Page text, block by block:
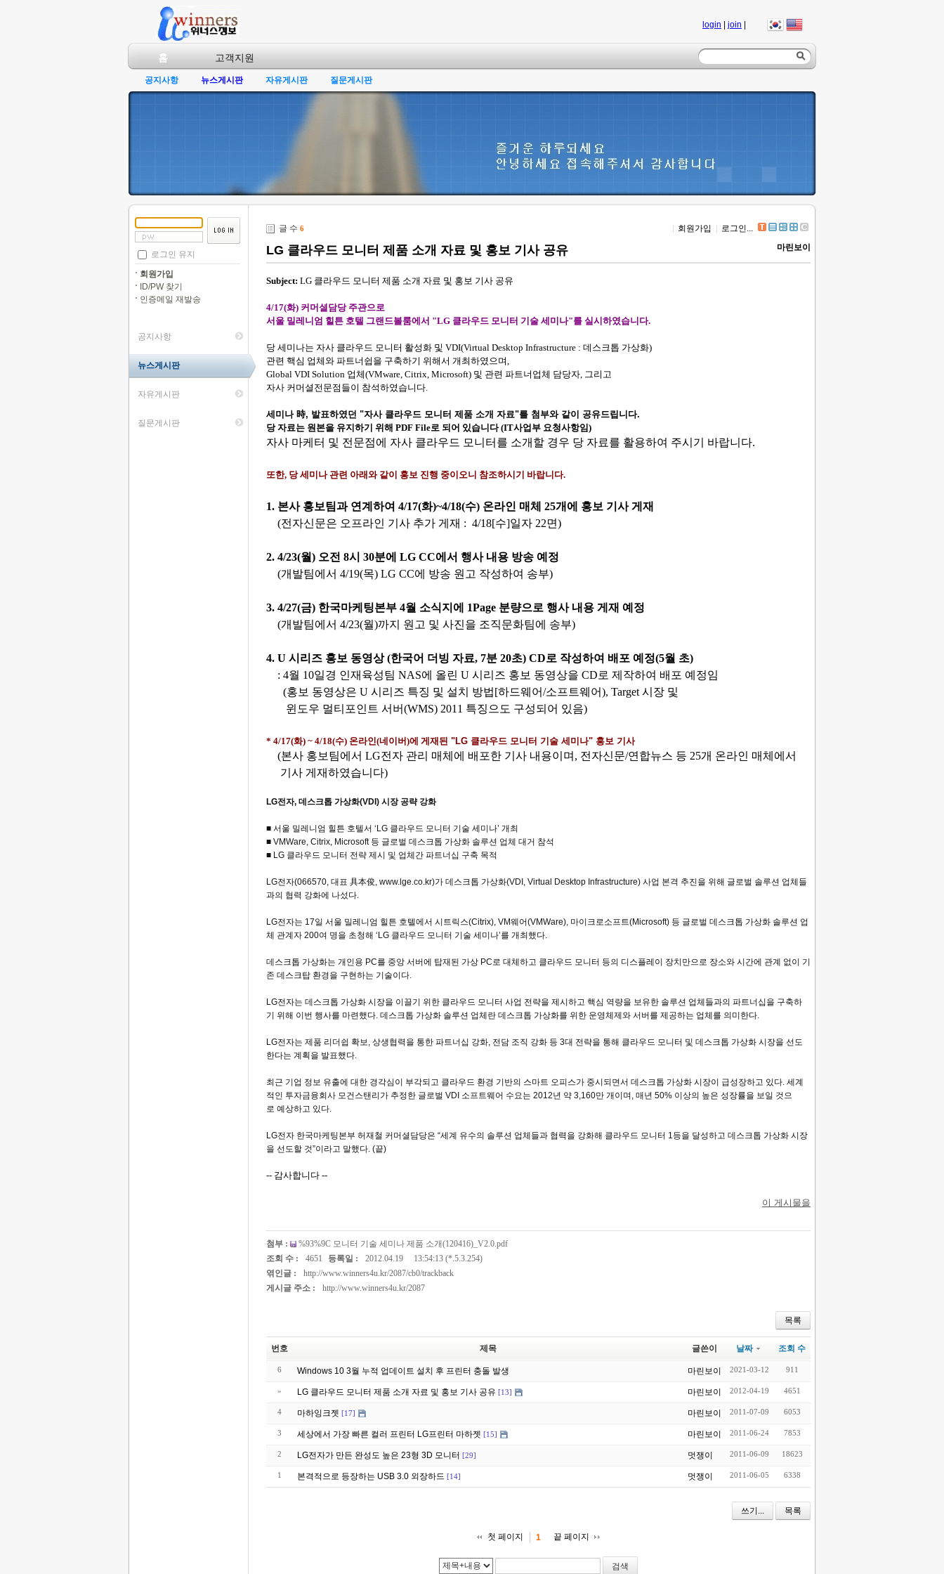
login join
홈 고객지원
공지사항 뉴스게시판 자유게시판 질문게시판
로그인 유지
회원가입
ID/PW 찾기
인증메일 재발송
공지사항
뉴스게시판
자유게시판
질문게시판
글 수 6 회원가입 로그인...
LG 클라우드 모니터 제품 소개 자료 및 홍보 기사 공유 마린보이
Subject: LG 클라우드 모니터 제품 소개 자료 및 홍보 기사 공유
4/17(화) 커머셜담당 주관으로
서울 밀레니엄 힐튼 호텔 그랜드볼룸에서 "LG 클라우드 모니터 기술 세미나"를 실시하였습니다.
당 세미나는 자사 클라우드 모니터 활성화 및 VDI(Virtual Desktop Infrastructure : 데스크톱 가상화)
관련 핵심 업체와 파트너쉽을 구축하기 위해서 개최하였으며,
Global VDI Solution 업체(VMware, Citrix, Microsoft) 및 관련 파트너업체 담당자, 그리고
자사 커머셜전문점들이 참석하였습니다.
세미나 時, 발표하였던 "자사 클라우드 모니터 제품 소개 자료"를 첨부와 같이 공유드립니다.
당 자료는 원본을 유지하기 위해 PDF File로 되어 있습니다(IT사업부 요청사항임 )
자사 마케터 및 전문점에 자사 클라우드 모니터를 소개할 경우 당 자료를 활용하여 주시기 바랍니다.
또한, 당 세미나 관련 아래와 같이 홍보 진행 중이오니 참조하시기 바랍니다.
1. 본사 홍보팀과 연계하여 4/17(화)~4/18(수) 온라인 매체 25개에 홍보 기사 게재
(전자신문은 오프라인 기사 추가 게재 : 4/18[수]일자 22면)
2. 4/23(월) 오전 8시 30분에 LG CC에서 행사 내용 방송 예정
(개발팀에서 4/19(목) LG CC에 방송 원고 작성하여 송부)
3. 4/27(금) 한국마케팅본부 4월 소식지에 1Page 분량으로 행사 내용 게재 예정
(개발팀에서 4/23(월)까지 원고 및 사진을 조직문화팀에 송부)
4. U 시리즈 홍보 동영상(한국어 더빙 자료, 7분 20초) CD로 작성하여 배포 예정(5월 초)
: 4월 10일경 인재육성팀 NAS에 올린 U 시리즈 홍보 동영상을 CD로 제작하여 배포 예정임
(홍보 동영상은 U 시리즈 특징 및 설치 방법[하드웨어/소프트웨어), Target 시장 및
윈도우 멀티포인트 서버(WMS) 2011 특징으도 구성되어 있음)
* 4/17(화) ~ 4/18(수) 온라인(네이버 )에 게재된 "LG 클라우드 모니터 기술 세미나" 홍보 기사
(본사 홍보팀에서 LG전자 관리 매체에 배포한 기사 내용이며 , 전자신문/연합뉴스 등 25개 온라인 매체에서
기사 게재하였습니다)
LG전자, 데스크톱 가상화(VDI) 시장 공략 강화
■ 서울 밀레니엄 힐튼 호텔서 ‘LG 클라우드 모니터 기술 세미나’ 개최
■ VMWare, Citrix, Microsoft 등 글로벌 데스크톱 가상화 솔루션 업체 대거 참석
■ LG 클라우드 모니터 전략 제시 및 업체간 파트너십 구축 목적
LG전자(066570, 대표 具本俊, www.lge.co.kr)가 데스크톱 가상화(VDI, Virtual Desktop Infrastructure) 사업 본격 추진을 위해 글로벌 솔루션 업체들
과의 협력 강화에 나섰다.
LG전자는 17일 서울 밀레니엄 힐튼 호텔에서 시트릭스(Citrix), VM웨어(VMWare), 마이크로소프트(Microsoft) 등 글로벌 데스크톱 가상화 솔루션 업
체 관계자 200여 명을 초청해 ‘LG 클라우드 모니터 기술 세미나’를 개최했다.
데스크톱 가상화는 개인용 PC를 중앙 서버에 탑재된 가상 PC로 대체하고 클라우드 모니터 등의 디스플레이 장치만으로 장소와 시간에 관계 없이
기
존 데스크탑 환경을 구현하는 기술이다.
LG전자는 데스크톱 가상화 시장을 이끌기 위한 클라우드 모니터 사업 전략을 제시하고 핵심 역량을 보유한 솔루션 업체들과의 파트너십을 구축하
기 위해 이번 행사를 마련했다. 데스크톱 가상화 솔루션 업체란 데스크톱 가상화를 위한 운영체제와 서버를 제공하는 업체를 의미한다.
LG전자는 제품 리더쉽 확보, 상생협력을 통한 파트너십 강화, 전담 조직 강화 등 3대 전략을 통해 클라우드 모니터 및 데스크톱 가상화 시장을 선도
한다는 계획을 발표했다.
최근 기업 정보 유출에 대한 경각심이 부각되고 클라우드 환경 기반의 스마트 오피스가 중시되면서 데스크톱 가상화 시장이 급성장하고 있다. 세계
적인 투자금융회사 모건스탠리가 추정한 글로벌 VDI 소프트웨어 수요는 2012년 약 3,160만 개이며 , 매년 50% 이상의 높은 성장률을 보일 것으
로 예상하고 있다.
LG전자 한국마케팅본부 허재철 커머셜담당은 “세계 유수의 솔루션 업체들과 협력을 강화해 클라우드 모니터 1등을 달성하고 데스크톱 가상화 시장
을 선도할 것”이라고 말했다. (끝)
-- 감사합니다 --
이 게시물을
첨부 :
%93%9C 모니터 기술 세미나 제품 소개(120416)_V2.0.pdf
조회 수 :
4651 등록일 : 2012.04.19
13:54:13 (*.5.3.254)
엮인글 :
http://www.winners4u.kr/2087/cb0/trackback
게시글 주소 :
http://www.winners4u.kr/2087
목록
번호 제목 글쓴이 날짜 조회 수
6 Windows 10 3월 누적 업데이트 설치 후 프린터 충돌 발생 마린보이 2021-03-12 911
» LG 클라우드 모니터 제품 소개 자료 및 홍보 기사 공유 [13] 마린보이 2012-04-19 4651
4 마하잉크젯 [17] 마린보이 2011-07-09 6053
3 세상에서 가장 빠른 컬러 프린터 LG프린터 마하젯 [15] 마린보이 2011-06-24 7853
2 LG전자가 만든 완성도 높은 23형 3D 모니터 [29] 멋쟁이 2011-06-09 18623
1 본격적으로 등장하는 USB 3.0 외장하드 [14] 멋쟁이 2011-06-05 6338
쓰기... 목록
첫 페이지 1 끝 페이지
검색